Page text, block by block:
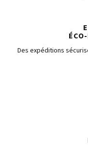
Des expéditions